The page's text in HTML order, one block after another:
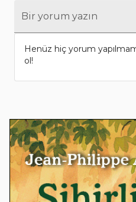
Bir yorum yazın
Henüz hiç yorum
ol!